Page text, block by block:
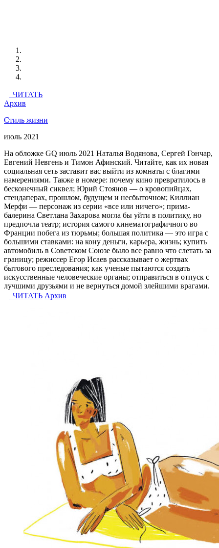
ЧИТАТЬ
Архив
Стиль жизни
июль 2021
На обложке GQ июль 2021 Наталья Водянова, Сергей Гончар,
Евгений Невгень и Тимон Афинский. Читайте, как их новая
социальная сеть заставит вас выйти из комнаты с благими
намерениями. Также в номере: почему кино превратилось в
бесконечный сиквел; Юрий Стоянов — о кровопийцах,
стендаперах, прошлом, будущем и несбыточном; Киллиан
Мерфи — персонаж из серии «все или ничего»; прима-
балерина Светлана Захарова могла бы уйти в политику, но
предпочла театр; история самого кинематографичного во
Франции побега из тюрьмы; большая политика — это игра с
большими ставками: на кону деньги, карьера, жизнь; купить
автомобиль в Советском Союзе было все равно что слетать за
границу; режиссер Егор Исаев рассказывает о жертвах
бытового преследования; как ученые пытаются создать
искусственные человеческие органы; отправиться в отпуск с
лучшими друзьями и не вернуться домой злейшими врагами.
ЧИТАТЬ Архив